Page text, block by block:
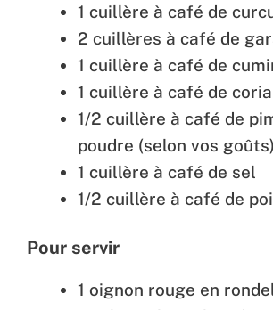
1 cuillère à café de
2 cuillères à café de
1 cuillère à café de
1 cuillère à café de
1/2 cuillère à café de
poudre (selon vos goûts)
1 cuillère à café de sel
1/2 cuillère à café de
Pour servir
1 oignon rouge en